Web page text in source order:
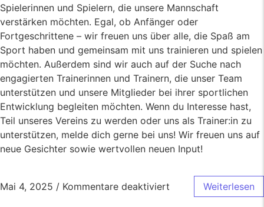
Spielerinnen und Spielern, die unsere Mannschaft
verstärken möchten. Egal, ob Anfänger oder
Fortgeschrittene – wir freuen uns über alle, die Spaß am
Sport haben und gemeinsam mit uns trainieren und spielen
möchten. Außerdem sind wir auch auf der Suche nach
engagierten Trainerinnen und Trainern, die unser Team
unterstützen und unsere Mitglieder bei ihrer sportlichen
Entwicklung begleiten möchten. Wenn du Interesse hast,
Teil unseres Vereins zu werden oder uns als Trainer:in zu
unterstützen, melde dich gerne bei uns! Wir freuen uns auf
neue Gesichter sowie wertvollen neuen Input!
Mai 4, 2025 / Kommentare deaktiviert Weiterlesen